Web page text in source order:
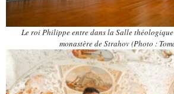
Le roi Philippe entre dans la Salle
monastère de Strahov (Photo :